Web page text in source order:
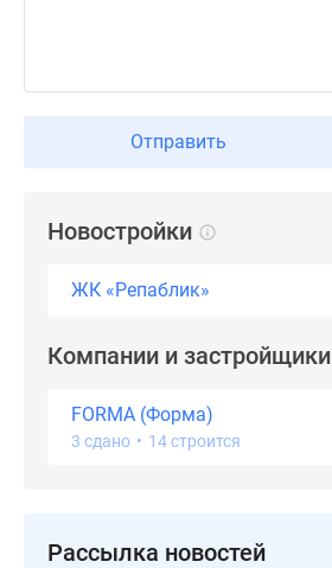
ипотеку
Скидки
Отправить
Новостройки
ЖК «Репаблик»
Компании и застройщики
FORMA (Форма)
3 сдано • 14 строится
Рассылка новостей